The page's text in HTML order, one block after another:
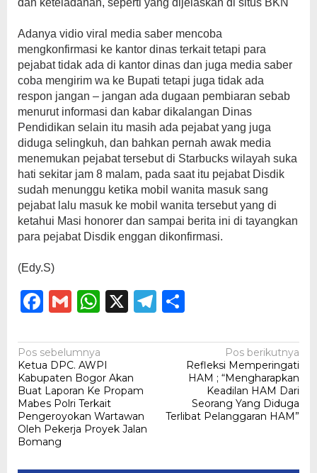
dan keteladanan, seperti yang dijelaskan di situs BKN
‎Adanya vidio viral media saber mencoba
mengkonfirmasi ke kantor dinas terkait tetapi para
pejabat tidak ada di kantor dinas dan juga media saber
coba mengirim wa ke Bupati tetapi juga tidak ada
respon jangan – jangan ada dugaan pembiaran sebab
menurut informasi dan kabar dikalangan Dinas
Pendidikan selain itu masih ada pejabat yang juga
diduga selingkuh, dan bahkan pernah awak media
menemukan pejabat tersebut di Starbucks wilayah suka
hati sekitar jam 8 malam, pada saat itu pejabat Disdik
sudah menunggu ketika mobil wanita masuk sang
pejabat lalu masuk ke mobil wanita tersebut yang di
ketahui Masi honorer dan sampai berita ini di tayangkan
para pejabat Disdik enggan dikonfirmasi.
(‎Edy.S)
Facebook
Gmail
WhatsApp
X Telegram
Navigasi
pos
Pos sebelumnya
Ketua DPC. AWPI
Kabupaten Bogor Akan
Buat Laporan Ke Propam
Mabes Polri Terkait
Pengeroyokan Wartawan
Oleh Pekerja Proyek Jalan
Bomang
Pos berikutnya
Refleksi Memperingati
HAM ; “Mengharapkan
Keadilan HAM Dari
Seorang Yang Diduga
Terlibat Pelanggaran HAM”